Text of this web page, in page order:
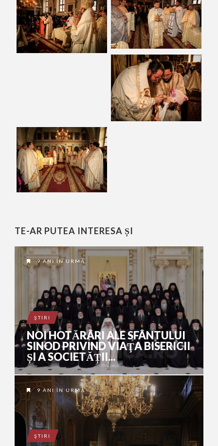
TE-AR PUTEA INTERESA ȘI
9 ANI ÎN URMĂ
ŞTIRI
NOI HOTĂRÂRI ALE SFÂNTULUI
SINOD PRIVIND VIAŢA BISERICII
ȘI A SOCIETĂȚII...
9 ANI ÎN URMĂ
ŞTIRI